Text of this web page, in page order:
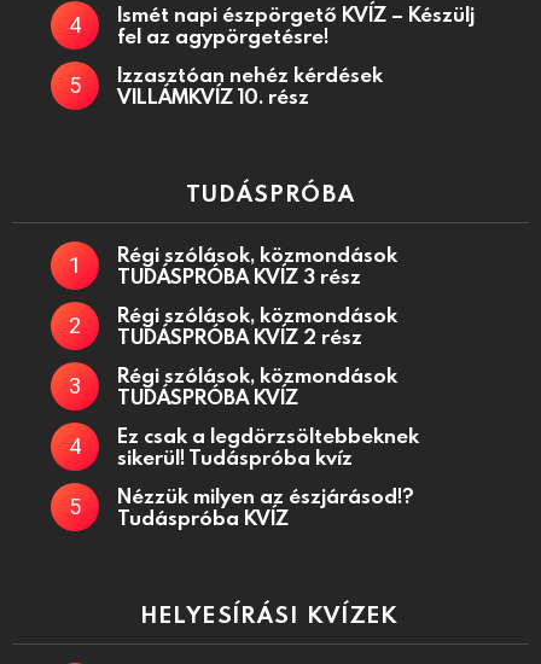
Ismét napi észpörgető KVÍZ – Készülj
fel az agypörgetésre!
Izzasztóan nehéz kérdések
VILLÁMKVÍZ 10. rész
TUDÁSPRÓBA
Régi szólások, közmondások
TUDÁSPRÓBA KVÍZ 3 rész
Régi szólások, közmondások
TUDÁSPRÓBA KVÍZ 2 rész
Régi szólások, közmondások
TUDÁSPRÓBA KVÍZ
Ez csak a legdörzsöltebbeknek
sikerül! Tudáspróba kvíz
Nézzük milyen az észjárásod!?
Tudáspróba KVÍZ
HELYESÍRÁSI KVÍZEK